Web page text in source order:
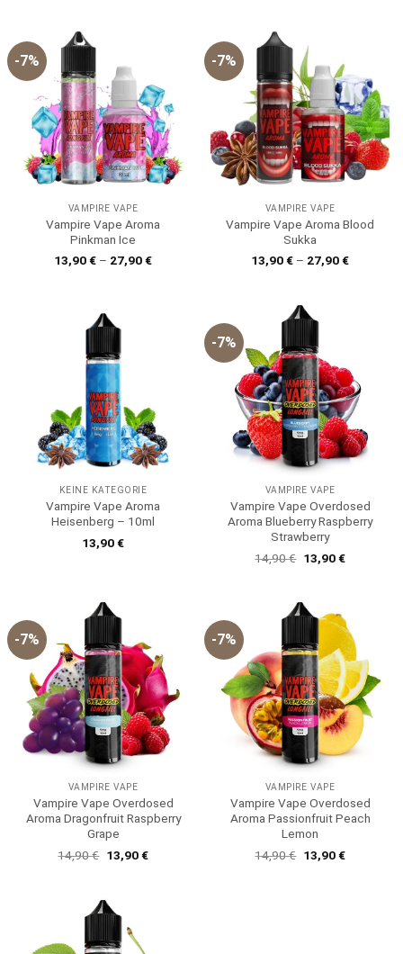
-7%
VAMPIRE VAPE
Vampire Vape Aroma
Pinkman Ice
13,90€ – 27,90€
-7%
VAMPIRE VAPE
Vampire Vape Aroma Blood
Sukka
13,90€ – 27,90€
KEINE KATEGORIE
Vampire Vape Aroma
Heisenberg – 10ml
13,90€
-7%
VAMPIRE VAPE
Vampire Vape Overdosed
Aroma Blueberry Raspberry
Strawberry
14,90€ Ursprünglicher
Preis
13,90€Aktueller
-7%
VAMPIRE VAPE
Vampire Vape Overdosed
Aroma Dragonfruit Raspberry
Grape
14,90€ Ursprünglicher
Preis
13,90€Aktueller
-7%
VAMPIRE VAPE
Vampire Vape Overdosed
Aroma Passionfruit Peach
Lemon
14,90€ Ursprünglicher
Preis
13,90€Aktueller